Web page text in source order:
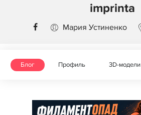
imprinta
Мария Устиненко
Блог Профиль 3D-модели